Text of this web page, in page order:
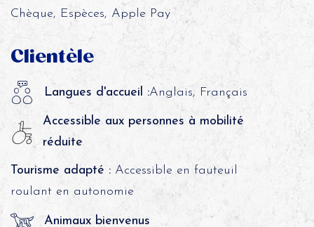
Chèque, Espèces, Apple Pay
Clientèle
Langues d'accueil :Anglais, Français
Accessible aux personnes à mobilité
réduite
Tourisme adapté :Accessible en fauteuil
roulant en autonomie
Animaux bienvenus